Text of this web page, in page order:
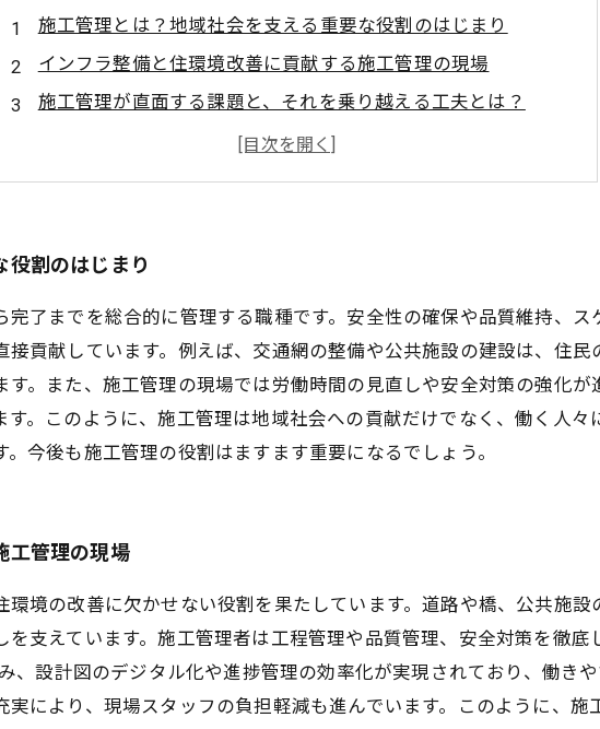
施工管理とは？地域社会を支える重要な役割のはじまり
インフラ整備と住環境改善に貢献する施工管理の現場
施工管理が直面する課題と、それを乗り越える工夫とは？
IT活用と安全対策で変わる施工管理の働きやすさ
施工管理が実現する地域社会への持続的貢献と職場環境の未来
働きやすさが向上！施工管理の今とこれからの展望
役割のはじまり
了までを総合的に管理する職種です。安全性の確保や品質維持、
貢献しています。例えば、交通網の整備や公共施設の建設は、住民
。また、施工管理の現場では労働時間の見直しや安全対策の強化
。このように、施工管理は地域社会への貢献だけでなく、働く人
今後も施工管理の役割はますます重要になるでしょう。
工管理の現場
境の改善に欠かせない役割を果たしています。道路や橋、公共施
支えています。施工管理者は工程管理や品質管理、安全対策を徹
、設計図のデジタル化や進捗管理の効率化が実現されており、働き
により、現場スタッフの負担軽減も進んでいます。このように、施